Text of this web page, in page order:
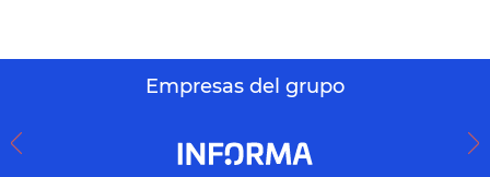
Empresas del grupo